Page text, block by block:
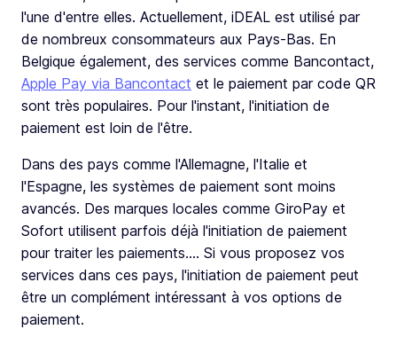
l'une d'entre elles. Actuellement, iDEAL est utilisé par
de nombreux consommateurs aux Pays-Bas. En
Belgique également, des services comme Bancontact,
Apple Pay via Bancontact et le paiement par code QR
sont très populaires. Pour l'instant, l'initiation de
paiement est loin de l'être.
Dans des pays comme l'Allemagne, l'Italie et
l'Espagne, les systèmes de paiement sont moins
avancés. Des marques locales comme GiroPay et
Sofort utilisent parfois déjà l'initiation de paiement
pour traiter les paiements.... Si vous proposez vos
services dans ces pays, l'initiation de paiement peut
être un complément intéressant à vos options de
paiement.